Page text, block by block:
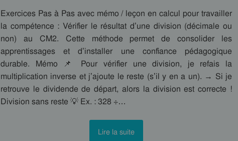
Exercices Pas à Pas avec mémo / leçon en calcul pour travailler
la compétence : Vérifier le résultat d’une division (décimale ou
non) au CM2. Cette méthode permet de consolider les
apprentissages et d’installer une confiance pédagogique
durable. Mémo 📌 Pour vérifier une division, je refais la
multiplication inverse et j’ajoute le reste (s’il y en a un). → Si je
retrouve le dividende de départ, alors la division est correcte !
Division sans reste 💡 Ex. : 328 ÷…
Lire la suite